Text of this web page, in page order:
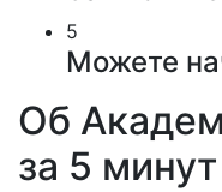
5
Можете
Об
за 5 минут